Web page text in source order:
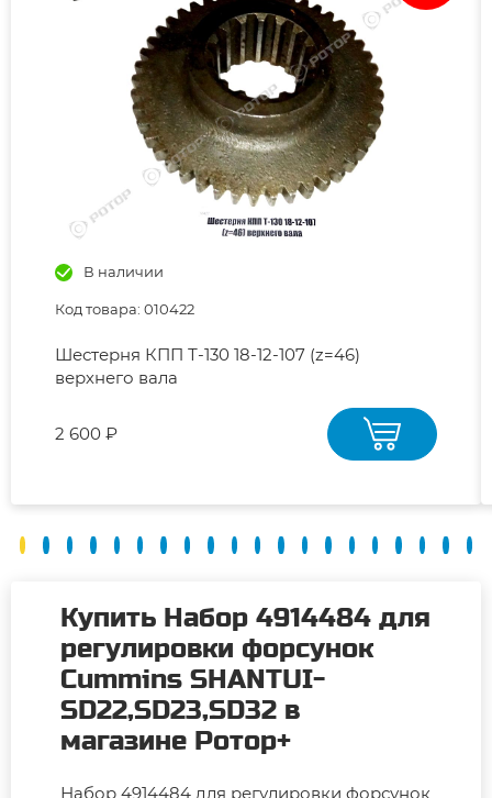
В наличии
Код товара: 010422
Шестерня КПП Т-130 18-12-107 (z=46)
верхнего вала
2 600 ₽
Купить Набор 4914484 для
регулировки форсунок
Cummins SHANTUI-
SD22,SD23,SD32 в
магазине Ротор+
Набор 4914484 для регулировки форсунок